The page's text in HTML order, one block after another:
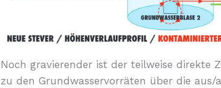
Noch gravierender ist der teilweise direkte
zu den Grundwasservorräten über die aus/